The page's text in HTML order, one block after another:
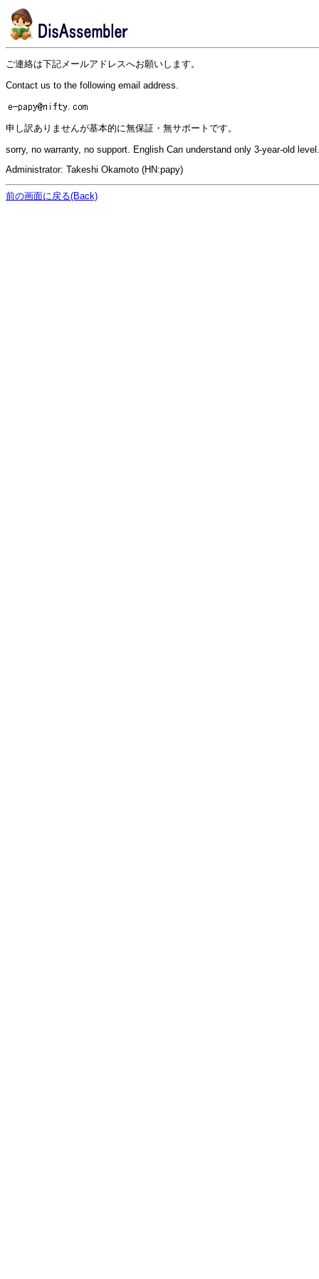
ご連絡は下記メールアドレスへお願いします。
Contact us to the following email address.
申し訳ありませんが基本的に無保証・無サポートです。
sorry, no warranty, no support. English Can understand only 3-year-old level.
Administrator: Takeshi Okamoto (HN:papy)
前の画面に戻る(Back)